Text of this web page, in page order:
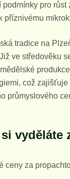
podmínky pro
příznivému
tradice na
ve středověku
což
průmyslového
vyděláte
ceny za